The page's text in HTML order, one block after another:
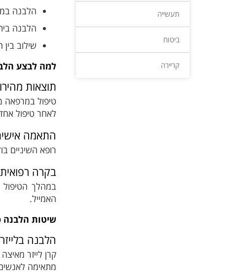
תעשייה
ביטוח
קריירה
הלבנה
הלבנה
שילוב
למה לבצע
תוצאות
טיפול במרפאה
לאחר טיפול
התאמה
רופא השיניים
בקרה רפואית
במהלך הטיפול
האמייל.
שיטות הלבנה
הלבנה בלייזר
קרן לייזר
מתאימה